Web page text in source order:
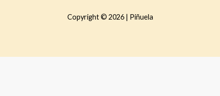
Copyright © 2026 | Piñuela